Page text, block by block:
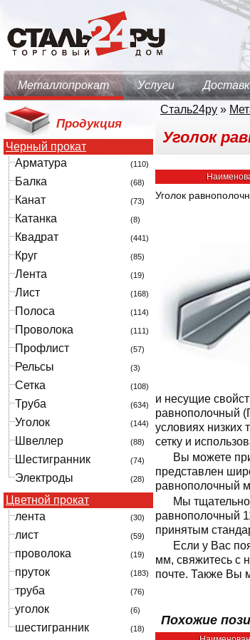
Металлопрокат Услуги
Продукция
Черный прокат
Арматура
(110)
Балка (68)
Канат (73)
Катанка (8)
Квадрат (441)
Круг (85)
Лента (19)
Лист (168)
Полоса (114)
Проволока (111)
Профлист (57)
Рельсы (3)
Сетка (108)
Труба (634)
Уголок (144)
Швеллер (88)
Шестигранник (74)
Электроды (28)
Цветной прокат
лента
(30)
лист (59)
проволока (19)
пруток (183)
труба (76)
уголок (6)
шестигранник (18)
Сталь24ру »
Уголок
Уголок
и несущие
равнополочный
условиях низких
сетку и
Вы можете
представлен
равнополочный
Мы
равнополочный
принятым
Если у Вас
мм, свяжитесь с
почте. Также Вы
Похожие